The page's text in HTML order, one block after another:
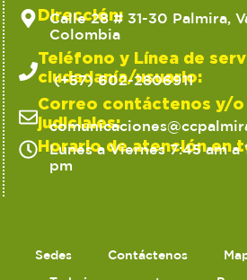
Dirección:
Calle 28 # 31-30 Palmira,
Colombia
Teléfono y Línea de
ciudadanía/usuario:
(+57) 602-2806911
Correo contáctenos y/
judiciales:
Horario de atención en
Lunes a Viernes 7:45 am a
pm
Sedes Contáctenos